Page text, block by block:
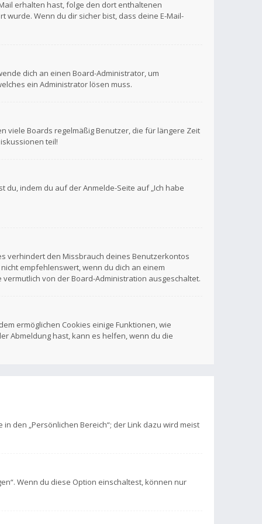
erhalten hast, folge den dort enthaltenen
wurde. Wenn du dir sicher bist, dass deine E-Mail-
dich an einen Board-Administrator, um
ein Administrator lösen muss.
viele Boards regelmäßig Benutzer, die für längere Zeit
teil!
du, indem du auf der Anmelde-Seite auf „Ich habe
verhindert den Missbrauch deines Benutzerkontos
empfehlenswert, wenn du dich an einem
von der Board-Administration ausgeschaltet.
ermöglichen Cookies einige Funktionen, wie
Abmeldung hast, kann es helfen, wenn du die
den „Persönlichen Bereich“; der Link dazu wird meist
Wenn du diese Option einschaltest, können nur